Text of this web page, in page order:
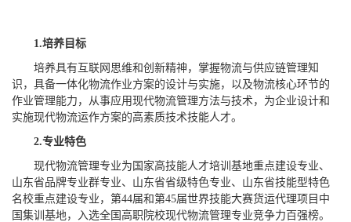
1.培养目标
培养具有互联网思维和创新精神，掌握物流与供应链管理知
识，具备一体化物流作业方案的设计与实施，以及物流核心环节的
作业管理能力，从事应用现代物流管理方法与技术，为企业设计和
实施现代物流运作方案的高素质技术技能人才。
2.专业特色
现代物流管理专业为国家高技能人才培训基地重点建设专业、
山东省品牌专业群专业、山东省省级特色专业、山东省技能型特色
名校重点建设专业，第44届和第45届世界技能大赛货运代理项目中
国集训基地，入选全国高职院校现代物流管理专业竞争力百强榜。